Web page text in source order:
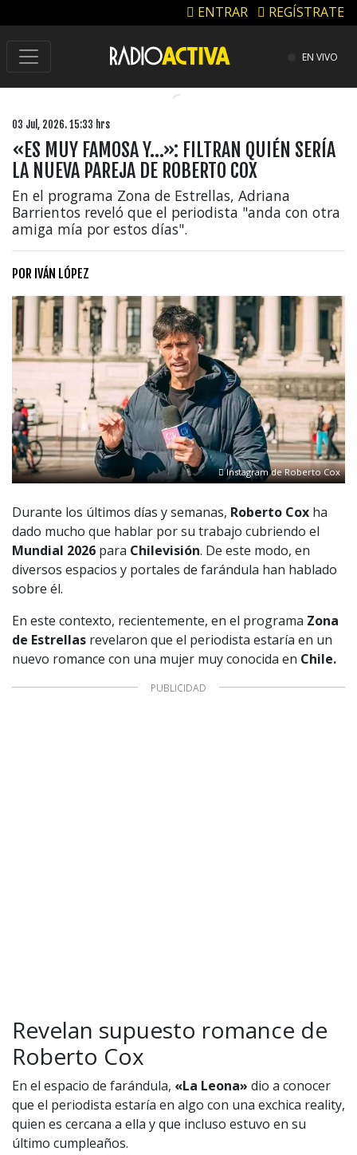
ENTRAR REGÍSTRATE
EN VIVO
03 Jul, 2026. 15:33 hrs
«ES MUY FAMOSA Y…»: FILTRAN QUIÉN SERÍA
LA NUEVA PAREJA DE ROBERTO COX
En el programa Zona de Estrellas, Adriana
Barrientos reveló que el periodista "anda con otra
amiga mía por estos días".
POR IVÁN LÓPEZ
Instagram de Roberto Cox
Durante los últimos días y semanas, Roberto Cox ha
dado mucho que hablar por su trabajo cubriendo el
Mundial 2026 para Chilevisión. De este modo, en
diversos espacios y portales de farándula han hablado
sobre él.
En este contexto, recientemente, en el programa Zona
de Estrellas revelaron que el periodista estaría en un
nuevo romance con una mujer muy conocida en Chile.
Revelan supuesto romance de
Roberto Cox
En el espacio de farándula, «La Leona» dio a conocer
que el periodista estaría en algo con una exchica reality,
quien es cercana a ella y que incluso estuvo en su
último cumpleaños.